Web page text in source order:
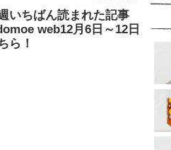
いちばん読まれた記事
web12月6日～12日
ら！